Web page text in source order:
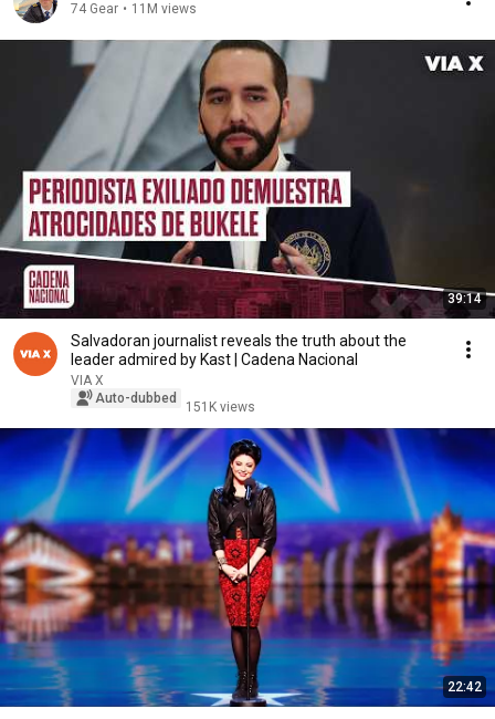
74 Gear • 11M views
39:14
Salvadoran journalist reveals the truth about the
leader admired by Kast | Cadena Nacional
VIA X
Auto-dubbed
151K views
22:42